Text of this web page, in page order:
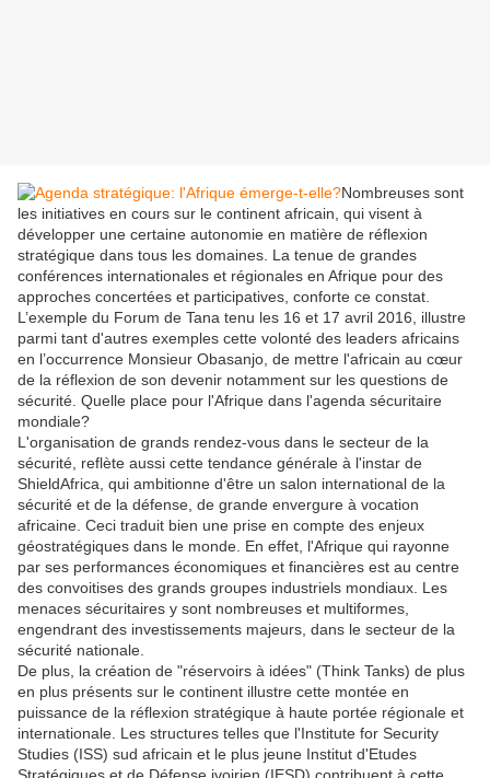
Nombreuses sont
les initiatives en cours sur le continent africain, qui visent à
développer une certaine autonomie en matière de réflexion
stratégique dans tous les domaines. La tenue de grandes
conférences internationales et régionales en Afrique pour des
approches concertées et participatives, conforte ce constat.
L’exemple du Forum de Tana tenu les 16 et 17 avril 2016, illustre
parmi tant d'autres exemples cette volonté des leaders africains
en l’occurrence Monsieur Obasanjo, de mettre l'africain au cœur
de la réflexion de son devenir notamment sur les questions de
sécurité. Quelle place pour l'Afrique dans l'agenda sécuritaire
mondiale?
L'organisation de grands rendez-vous dans le secteur de la
sécurité, reflète aussi cette tendance générale à l'instar de
ShieldAfrica, qui ambitionne d'être un salon international de la
sécurité et de la défense, de grande envergure à vocation
africaine. Ceci traduit bien une prise en compte des enjeux
géostratégiques dans le monde. En effet, l'Afrique qui rayonne
par ses performances économiques et financières est au centre
des convoitises des grands groupes industriels mondiaux. Les
menaces sécuritaires y sont nombreuses et multiformes,
engendrant des investissements majeurs, dans le secteur de la
sécurité nationale.
De plus, la création de "réservoirs à idées" (Think Tanks) de plus
en plus présents sur le continent illustre cette montée en
puissance de la réflexion stratégique à haute portée régionale et
internationale. Les structures telles que l'Institute for Security
Studies (ISS) sud africain et le plus jeune Institut d'Etudes